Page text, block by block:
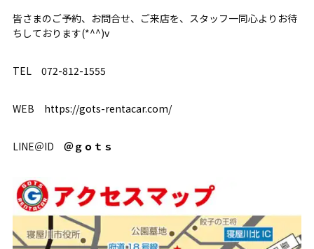
皆さまのご予約、お問合せ、ご来店を、スタッフ一同心よりお待
ちしております(*^^)v
TEL 072-812-1555
WEB https://gots-rentacar.com/
LINE＠ID ＠ｇｏｔｓ